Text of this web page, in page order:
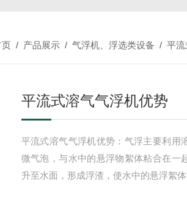
页 / 产品展示 /气浮机、浮选类设备 /平
平流式溶气气浮机优势
平流式溶气气浮机优势：气浮主要利用
微气泡，与水中的悬浮物絮体粘合在一
升至水面，形成浮渣，使水中的悬浮絮体